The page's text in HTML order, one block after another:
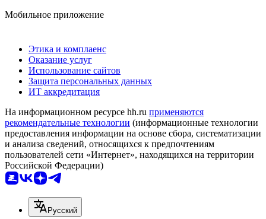
Мобильное приложение
Этика и комплаенс
Оказание услуг
Использование сайтов
Защита персональных данных
ИТ аккредитация
На информационном ресурсе hh.ru применяются
рекомендательные технологии (информационные технологии
предоставления информации на основе сбора, систематизации
и анализа сведений, относящихся к предпочтениям
пользователей сети «Интернет», находящихся на территории
Российской Федерации)
Русский